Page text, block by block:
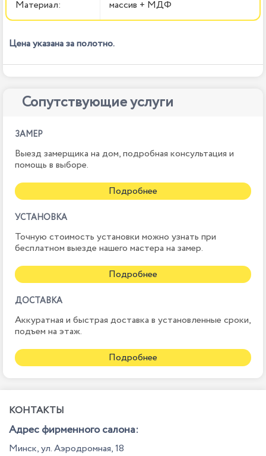
Материал: массив + МДФ
Цена указана за полотно.
Сопутствующие услуги
ЗАМЕР
Выезд замерщика на дом, подробная консультация и
помощь в выборе.
Подробнее
УСТАНОВКА
Точную стоимость установки можно узнать при
бесплатном выезде нашего мастера на замер.
Подробнее
ДОСТАВКА
Аккуратная и быстрая доставка в установленные сроки,
подъем на этаж.
Подробнее
КОНТАКТЫ
Адрес фирменного салона:
Минск, ул. Аэродромная, 18